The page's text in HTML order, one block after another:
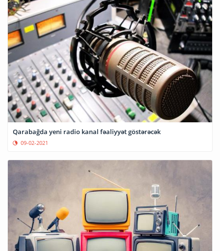
Qarabağda yeni radio kanal fəaliyyət göstərəcək
09-02-2021